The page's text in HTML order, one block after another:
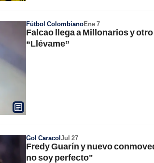
Fútbol ColombianoEne 7
Falcao llega a Millonarios y
“Llévame”
Gol CaracolJul 27
Fredy Guarín y nuevo
no soy perfecto"